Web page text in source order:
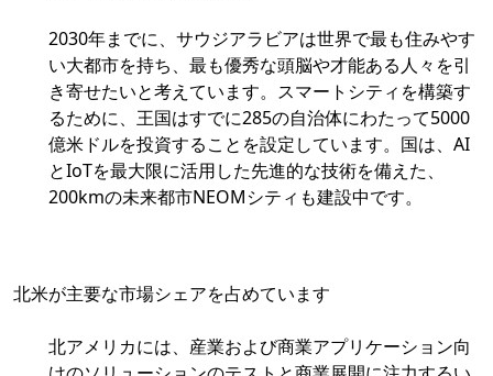
2030年までに、サウジアラビアは世界で最も住みやす
い大都市を持ち、最も優秀な頭脳や才能ある人々を引
き寄せたいと考えています。スマートシティを構築す
るために、王国はすでに285の自治体にわたって5000
億米ドルを投資することを設定しています。国は、AI
とIoTを最大限に活用した先進的な技術を備えた、
200kmの未来都市NEOMシティも建設中です。
北米が主要な市場シェアを占めています
北アメリカには、産業および商業アプリケーション向